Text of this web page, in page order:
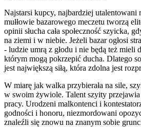
Najstarsi kupcy, najbardziej utalentowani
mułłowie bazarowego meczetu tworzą
opinii słucha cała społeczność szyicka,
na ziemi i w niebie. Jeżeli bazar ogłosi
- ludzie umrą z głodu i nie będą też mieli
którym mogą pokrzepić ducha. Dlatego
jest największą siłą, która zdolna jest
W miarę jak walka przybierała na sile,
w swoim żywiole. Talent szyity
pracy. Urodzeni malkontenci i
godności i honoru, niezmordowani
znaleźli się znowu na znanym sobie